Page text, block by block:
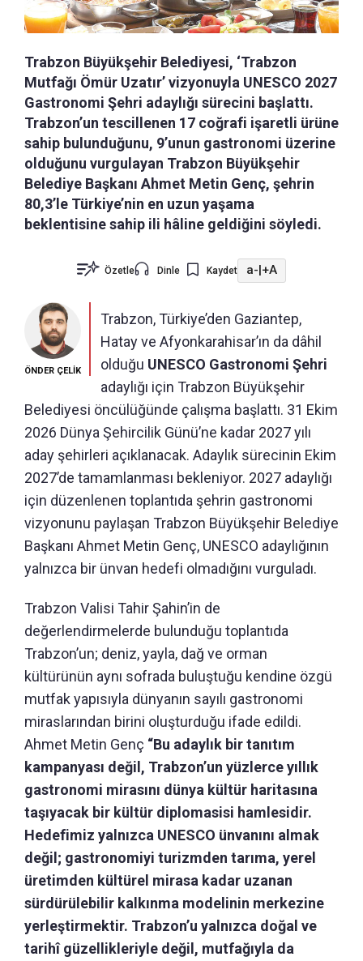
Trabzon Büyükşehir Belediyesi, ‘Trabzon
Mutfağı Ömür Uzatır’ vizyonuyla UNESCO 2027
Gastronomi Şehri adaylığı sürecini başlattı.
Trabzon’un tescillenen 17 coğrafi işaretli ürüne
sahip bulunduğunu, 9’unun gastronomi üzerine
olduğunu vurgulayan Trabzon Büyükşehir
Belediye Başkanı Ahmet Metin Genç, şehrin
80,3’le Türkiye’nin en uzun yaşama
beklentisine sahip ili hâline geldiğini söyledi.
Özetle Dinle Kaydet a-|+A
ÖNDER ÇELİK
Trabzon, Türkiye’den Gaziantep,
Hatay ve Afyonkarahisar’ın da dâhil
olduğu UNESCO Gastronomi Şehri
adaylığı için Trabzon Büyükşehir
Belediyesi öncülüğünde çalışma başlattı. 31 Ekim
2026 Dünya Şehircilik Günü’ne kadar 2027 yılı
aday şehirleri açıklanacak. Adaylık sürecinin Ekim
2027’de tamamlanması bekleniyor. 2027 adaylığı
için düzenlenen toplantıda şehrin gastronomi
vizyonunu paylaşan Trabzon Büyükşehir Belediye
Başkanı Ahmet Metin Genç, UNESCO adaylığının
yalnızca bir ünvan hedefi olmadığını vurguladı.
Trabzon Valisi Tahir Şahin’in de
değerlendirmelerde bulunduğu toplantıda
Trabzon’un; deniz, yayla, dağ ve orman
kültürünün aynı sofrada buluştuğu kendine özgü
mutfak yapısıyla dünyanın sayılı gastronomi
miraslarından birini oluşturduğu ifade edildi.
Ahmet Metin Genç “Bu adaylık bir tanıtım
kampanyası değil, Trabzon’un yüzlerce yıllık
gastronomi mirasını dünya kültür haritasına
taşıyacak bir kültür diplomasisi hamlesidir.
Hedefimiz yalnızca UNESCO ünvanını almak
değil; gastronomiyi turizmden tarıma, yerel
üretimden kültürel mirasa kadar uzanan
sürdürülebilir kalkınma modelinin merkezine
yerleştirmektir. Trabzon’u yalnızca doğal ve
tarihî güzellikleriyle değil, mutfağıyla da